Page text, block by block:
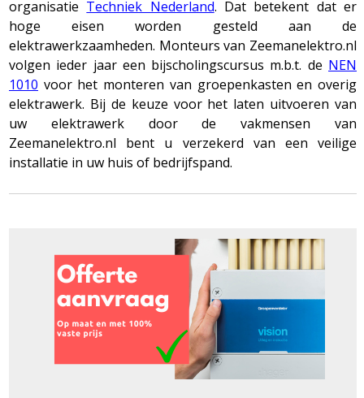
organisatie Techniek Nederland. Dat betekent dat er
hoge eisen worden gesteld aan de
elektrawerkzaamheden. Monteurs van Zeemanelektro.nl
volgen ieder jaar een bijscholingscursus m.b.t. de NEN
1010 voor het monteren van groepenkasten en overig
elektrawerk. Bij de keuze voor het laten uitvoeren van
uw elektrawerk door de vakmensen van
Zeemanelektro.nl bent u verzekerd van een veilige
installatie in uw huis of bedrijfspand.